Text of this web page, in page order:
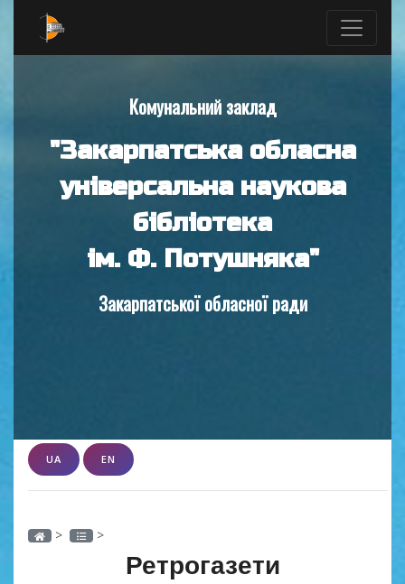
Комунальний заклад
"Закарпатська обласна
універсальна наукова
бібліотека
ім. Ф. Потушняка"
Закарпатської обласної ради
UA EN
> >
Ретрогазети